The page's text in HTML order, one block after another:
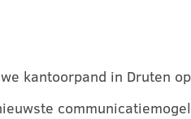
kantoorpand in Druten